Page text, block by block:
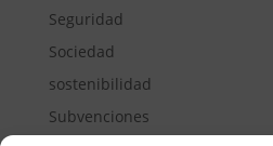
Seguridad
Sociedad
sostenibilidad
Subvenciones